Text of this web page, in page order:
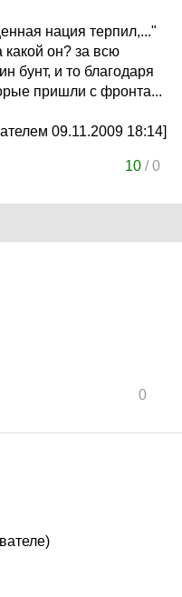
нация терпил,..."
какой он? за всю
бунт, и то благодаря
пришли с фронта...
09.11.2009 18:14]
10 /0
0